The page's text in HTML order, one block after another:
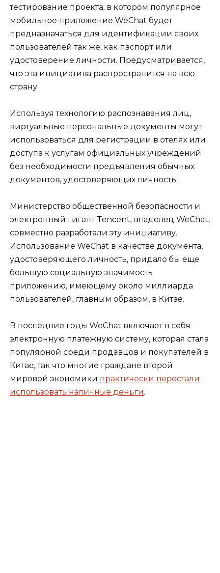
тестирование проекта, в котором популярное
мобильное приложение WeChat будет
предназначаться для идентификации своих
пользователей так же, как паспорт или
удостоверение личности. Предусматривается,
что эта инициатива распространится на всю
страну.
Используя технологию распознавания лиц,
виртуальные персональные документы могут
использоваться для регистрации в отелях или
доступа к услугам официальных учреждений
без необходимости предъявления обычных
документов, удостоверяющих личность.
Министерство общественной безопасности и
электронный гигант Tencent, владелец WeChat,
совместно разработали эту инициативу.
Использование WeChat в качестве документа,
удостоверяющего личность, придало бы еще
большую социальную значимость
приложению, имеющему около миллиарда
пользователей, главным образом, в Китае.
В последние годы WeChat включает в себя
электронную платежную систему, которая стала
популярной среди продавцов и покупателей в
Китае, так что многие граждане второй
мировой экономики практически перестали
использовать наличные деньги.